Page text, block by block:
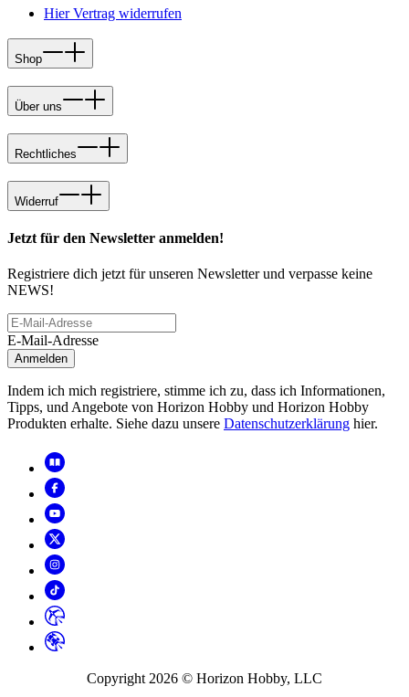
Hier Vertrag widerrufen
Shop
Über uns
Rechtliches
Widerruf
Jetzt für den Newsletter anmelden!
Registriere dich jetzt für unseren Newsletter und verpasse keine
NEWS!
E-Mail-Adresse
Anmelden
Indem ich mich registriere, stimme ich zu, dass ich Informationen,
Tipps, und Angebote von Horizon Hobby und Horizon Hobby
Produkten erhalte. Siehe dazu unsere Datenschutzerklärung hier.
Copyright 2026 © Horizon Hobby, LLC